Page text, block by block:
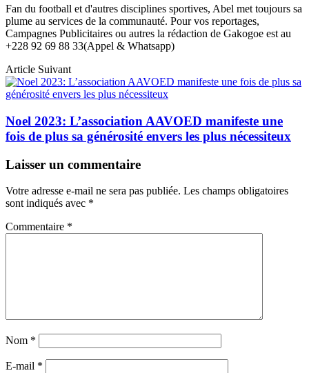
Fan du football et d'autres disciplines sportives, Abel met toujours sa
plume au services de la communauté. Pour vos reportages,
Campagnes Publicitaires ou autres la rédaction de Gakogoe est au
+228 92 69 88 33(Appel & Whatsapp)
Article Suivant
Noel 2023: L’association AAVOED manifeste une
fois de plus sa générosité envers les plus nécessiteux
Laisser un commentaire
Votre adresse e-mail ne sera pas publiée. Les champs obligatoires
sont indiqués avec *
Commentaire *
Nom *
E-mail *